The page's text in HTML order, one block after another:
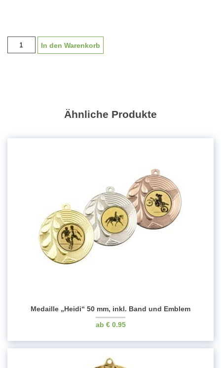
Medaille
"Diego"
In den Warenkorb
Ähnliche Produkte
Medaille „Heidi“ 50 mm, inkl. Band und Emblem
€0.95